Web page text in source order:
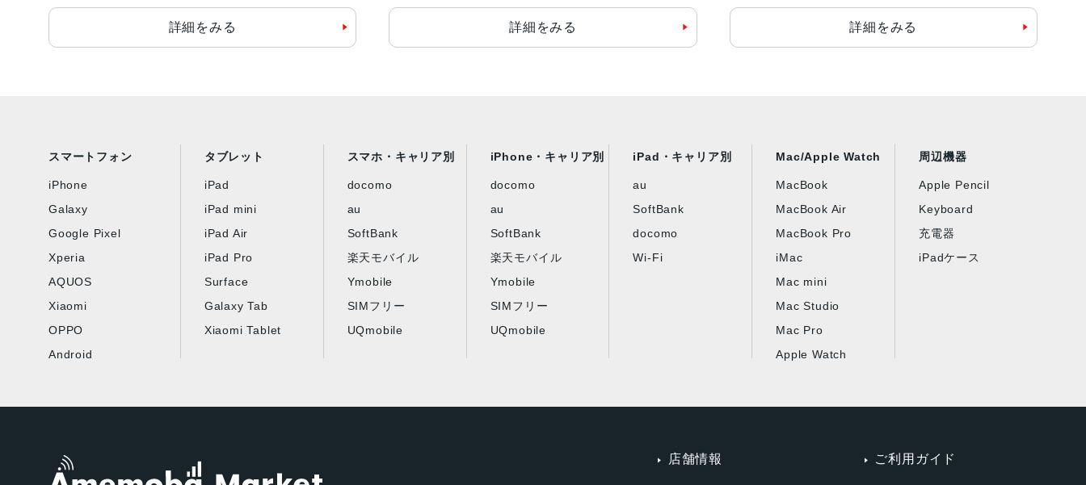
詳細をみる 詳細をみる 詳細をみる
スマートフォン
iPhone
Galaxy
Google Pixel
Xperia
AQUOS
Xiaomi
OPPO
Android
タブレット
iPad
iPad mini
iPad Air
iPad Pro
Surface
Galaxy Tab
Xiaomi Tablet
スマホ・キャリア別
docomo
au
SoftBank
楽天モバイル
Ymobile
SIMフリー
UQmobile
iPhone・キャリア別
docomo
au
SoftBank
楽天モバイル
Ymobile
SIMフリー
UQmobile
iPad・キャリア別
au
SoftBank
docomo
Wi-Fi
Mac/Apple Watch
MacBook
MacBook Air
MacBook Pro
iMac
Mac mini
Mac Studio
Mac Pro
Apple Watch
周辺機器
Apple Pencil
Keyboard
充電器
iPadケース
店舗情報 ご利用ガイド